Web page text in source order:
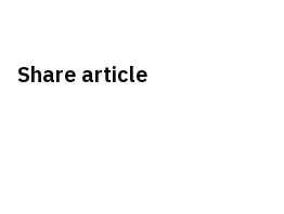
Share article